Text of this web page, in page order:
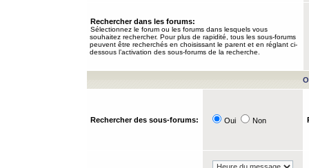
Rechercher dans les forums:
Sélectionnez le forum ou les forums dans lesquels vous
souhaitez rechercher. Pour plus de rapidité, tous les sous-forums
peuvent être recherchés en choisissant le parent et en réglant ci-
dessous l’activation des sous-forums de la recherche.
Rechercher des sous-forums: Oui Non